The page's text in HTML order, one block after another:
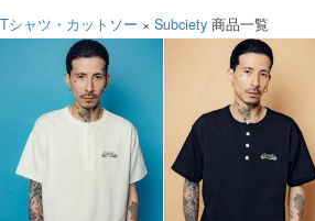
Tシャツ・カットソー × Subciety 商品一覧